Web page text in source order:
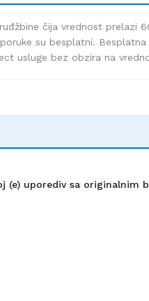
čija vrednost prelazi
su besplatni. Besplatna
usluge bez obzira na
(e) uporediv sa originalnim